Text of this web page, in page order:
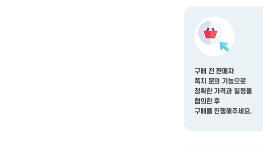
구매 전 판매자
쪽지 문의 기능으로
정확한 가격과 일정을
협의 한 후
구매 를 진행해주세요.